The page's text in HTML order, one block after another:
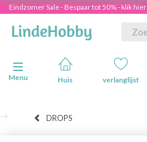
Eindzomer Sale - Bespaar tot 50% - klik hier
Navigatie in-/uitschakelen
Menu
Huis verlanglijst
DROPS